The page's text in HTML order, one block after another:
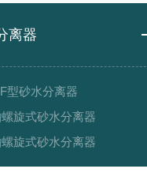
离器
型砂水分离器
旋式砂水分离器
旋式砂水分离器